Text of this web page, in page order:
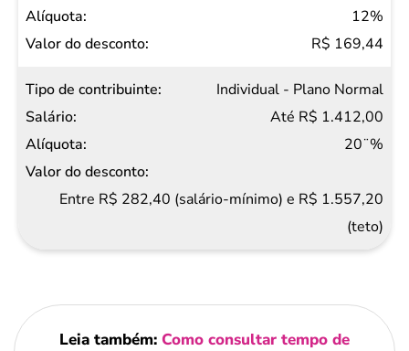
12%
R$ 169,44
Individual - Plano Normal
Até R$ 1.412,00
20¨%
Entre R$ 282,40 (salário-mínimo) e R$ 1.557,20
(teto)
Leia também: Como consultar tempo de